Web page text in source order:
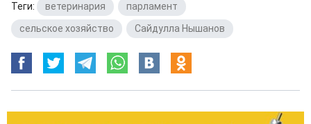
Теги: ветеринария парламент
сельское хозяйство
Сайдулла Нышанов